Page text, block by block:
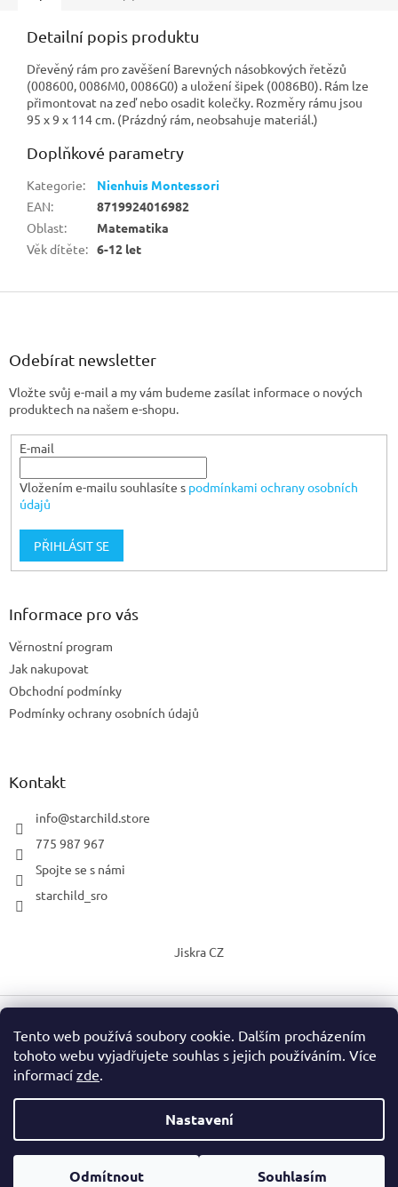
Tento web používá soubory cookie. Dalším procházením
tohoto webu vyjadřujete souhlas s jejich používáním. Více
informací zde.
Nastavení
Odmítnout Souhlasím
Vážení zákazníci, o prázdninách mohou být dodací lhůty delší, než
je zobrazeno v detailu výrobku. Neváhejte si ověřit termín
Detailní popis produktu
Dřevěný rám pro zavěšení Barevných násobkových řetězů
(008600, 0086M0, 0086G0) a uložení šipek (0086B0). Rám lze
přimontovat na zeď nebo osadit kolečky. Rozměry rámu jsou
95 x 9 x 114 cm. (Prázdný rám, neobsahuje materiál.)
Doplňkové parametry
Kategorie:
Nienhuis Montessori
EAN:
8719924016982
Oblast:
Matematika
Věk dítěte: 6-12 let
Z
Odebírat newsletter
Vložte svůj e-mail a my vám budeme zasílat informace o nových
produktech na našem e-shopu.
E-mail
Vložením e-mailu souhlasíte s podmínkami ochrany osobních
údajů
PŘIHLÁSIT SE
Informace pro vás
Věrnostní program
Jak nakupovat
Obchodní podmínky
Podmínky ochrany osobních údajů
Kontakt
info@starchild.store
775 987 967
Spojte se s námi
starchild_sro
Jiskra CZ
Vytvořil Shoptet
Upravit nastavení cookies
Podle zákona o evidenci tržeb je prodávající povinen vystavit
kupujícímu účtenku. Zároveň je povinen zaevidovat přijatou